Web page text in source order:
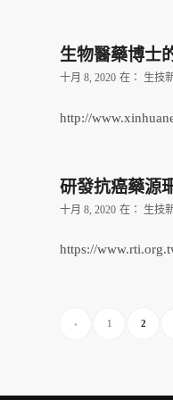
生物醫藥博士
十月 8, 2020 在： 生技
http://
研發抗癌藥源
十月 8, 2020 在： 生技
https://
‹ 1 2